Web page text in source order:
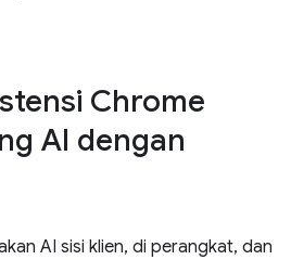
Chrome
AI dengan
AI sisi klien, di perangkat, dan